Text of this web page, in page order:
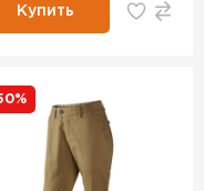
Купить